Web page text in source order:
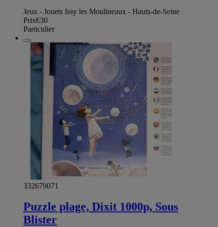
Jeux - Jouets Issy les Moulineaux - Hauts-de-Seine
Prix€30
Particulier
332679071
Puzzle plage, Dixit 1000p, Sous
Blister